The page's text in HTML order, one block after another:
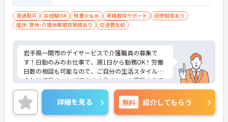
車通勤可 未経験OK 残業少なめ 資格取得サポート
研修制度あり
産休･育休･介護休暇取得実績あり
交通費支給
岩手県一関市のデイサービスで介護職員の募集で
す！日勤のみのお仕事で、週1日から勤務OK！労働
日数の相談も可能なので、ご自分の生活スタイルに
合わせて働くことができます◎また、未経験の方で
も応募可能なので、これから介護業界に挑戦したい
という方にピッタリの職場です♪ご興味のある方は
面接ポイントをお伝えしますので、お気軽にご連絡
ください！
詳細を見る 無料 紹介してもらう